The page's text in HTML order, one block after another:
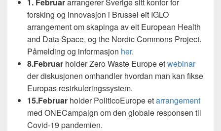
forsking og innovasjon i Brussel eit IGLO
arrangement om skapinga av eit European Health
and Data Space, og the Nordic Commons Project.
Påmelding og informasjon her.
8.Februar holder Zero Waste Europe etwebinar
der diskusjonen omhandler hvordan man kan fikse
Europas resirkuleringssystem.
15.Februar holder PoliticoEurope etarrangement
med ONECampaign om den globale responsen til
Covid-19 pandemien.